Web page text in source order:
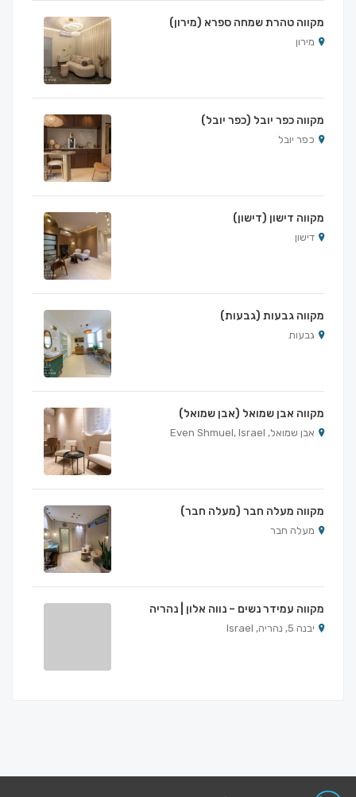
מקווה טהרת שמחה ספרא (מירון)
מירון
מקווה כפר יובל (כפר יובל)
כפר יובל
מקווה דישון (דישון)
דישון
מקווה גבעות (גבעות)
גבעות
מקווה אבן שמואל (אבן שמואל)
אבן שמואל, Even Shmuel, Israel
מקווה מעלה חבר (מעלה חבר)
מעלה חבר
מקווה עמידר נשים – נווה אלון | נהריה
יבנה 5, נהריה, Israel